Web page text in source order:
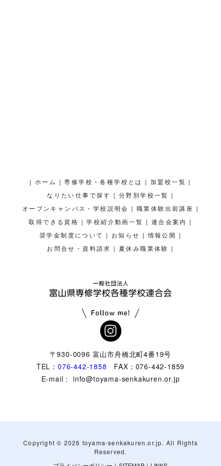
| ホーム |専修学校・各種学校とは | 加盟校一覧 |
なりたい仕事で探す |分野別学校一覧 |
オープンキャンパス・学校説明会 |職業体験出前講座 |
取得できる資格 |学校紹介動画一覧 | 連合会案内 |
奨学金制度について | お知らせ |情報公開 |
お問合せ・資料請求 | 夏休み職業体験 |
〒930-0096 富山市舟橋北町4番19号
TEL： 076-442-1858 FAX：076-442-1859
E-mail： info@toyama-senkakuren.or.jp
Copyright © 2026 toyama-senkakuren.or.jp. All Rights
Reserved.